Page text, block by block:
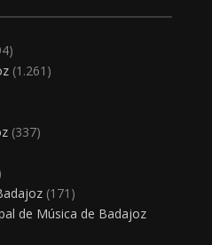
(1.261)
(337)
(171)
de Música de Badajoz